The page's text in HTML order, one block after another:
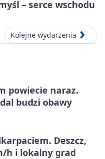
– serce wschodu
Kolejne wydarzenia
powiecie naraz.
budzi obawy
Deszcz,
h i lokalny grad